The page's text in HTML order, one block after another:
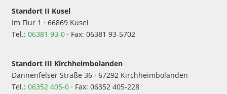
Standort II Kusel
Im Flur 1 · 66869 Kusel
Tel.: 06381 93-0 · Fax: 06381 93-5702
Standort III Kirchheimbolanden
Dannenfelser Straße 36 · 67292 Kirchheimbolanden
Tel.: 06352 405-0 · Fax: 06352 405-228